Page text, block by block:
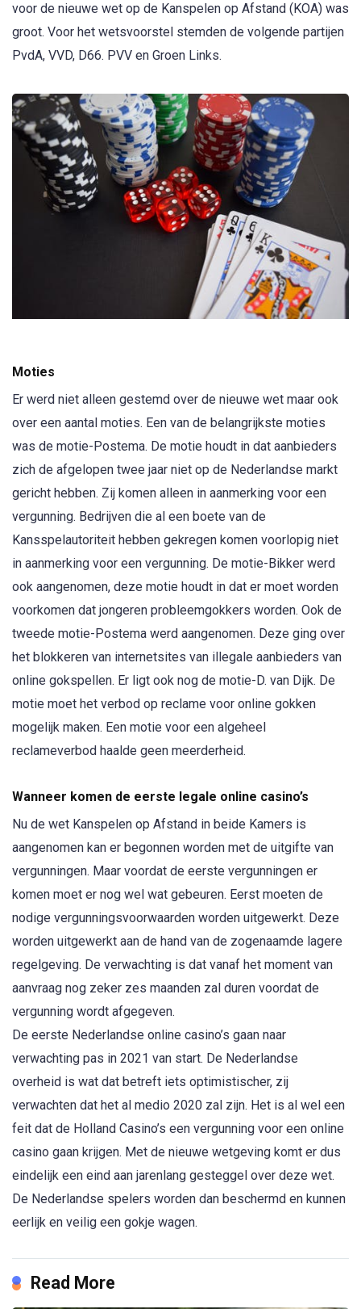
voor de nieuwe wet op de Kanspelen op Afstand (KOA) was
groot. Voor het wetsvoorstel stemden de volgende partijen
PvdA, VVD, D66. PVV en Groen Links.
Moties
Er werd niet alleen gestemd over de nieuwe wet maar ook
over een aantal moties. Een van de belangrijkste moties
was de motie-Postema. De motie houdt in dat aanbieders
zich de afgelopen twee jaar niet op de Nederlandse markt
gericht hebben. Zij komen alleen in aanmerking voor een
vergunning. Bedrijven die al een boete van de
Kansspelautoriteit hebben gekregen komen voorlopig niet
in aanmerking voor een vergunning. De motie-Bikker werd
ook aangenomen, deze motie houdt in dat er moet worden
voorkomen dat jongeren probleemgokkers worden. Ook de
tweede motie-Postema werd aangenomen. Deze ging over
het blokkeren van internetsites van illegale aanbieders van
online gokspellen. Er ligt ook nog de motie-D. van Dijk. De
motie moet het verbod op reclame voor online gokken
mogelijk maken. Een motie voor een algeheel
reclameverbod haalde geen meerderheid.
Wanneer komen de eerste legale online casino’s
Nu de wet Kanspelen op Afstand in beide Kamers is
aangenomen kan er begonnen worden met de uitgifte van
vergunningen. Maar voordat de eerste vergunningen er
komen moet er nog wel wat gebeuren. Eerst moeten de
nodige vergunningsvoorwaarden worden uitgewerkt. Deze
worden uitgewerkt aan de hand van de zogenaamde lagere
regelgeving. De verwachting is dat vanaf het moment van
aanvraag nog zeker zes maanden zal duren voordat de
vergunning wordt afgegeven.
De eerste Nederlandse online casino’s gaan naar
verwachting pas in 2021 van start. De Nederlandse
overheid is wat dat betreft iets optimistischer, zij
verwachten dat het al medio 2020 zal zijn. Het is al wel een
feit dat de Holland Casino’s een vergunning voor een online
casino gaan krijgen. Met de nieuwe wetgeving komt er dus
eindelijk een eind aan jarenlang gesteggel over deze wet.
De Nederlandse spelers worden dan beschermd en kunnen
eerlijk en veilig een gokje wagen.
Read More